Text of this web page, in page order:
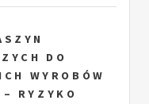
DO
WYROBÓW
RYZYKO